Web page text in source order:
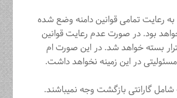
رعایت تمامی قوانین دامنه وضع شده
بود. در صورت عدم رعایت قوانین
‏بسته خواهد شد. در این صورت ام
در این زمینه نخواهد داشت.‏